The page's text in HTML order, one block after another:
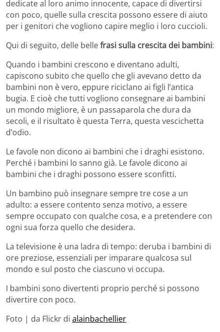
dedicate al loro animo innocente, capace di divertirsi
con poco, quelle sulla crescita possono essere di aiuto
per i genitori che vogliono capire meglio i loro cuccioli.
Qui di seguito, delle bellefrasi sulla crescita dei bambini:
Quando i bambini crescono e diventano adulti,
capiscono subito che quello che gli avevano detto da
bambini non è vero, eppure riciclano ai figli l’antica
bugia. E cioè che tutti vogliono consegnare ai bambini
un mondo migliore, è un passaparola che dura da
secoli, e il risultato è questa Terra, questa vescichetta
d’odio.
Le favole non dicono ai bambini che i draghi esistono.
Perché i bambini lo sanno già. Le favole dicono ai
bambini che i draghi possono essere sconfitti.
Un bambino può insegnare sempre tre cose a un
adulto: a essere contento senza motivo, a essere
sempre occupato con qualche cosa, e a pretendere con
ogni sua forza quello che desidera.
La televisione è una ladra di tempo: deruba i bambini di
ore preziose, essenziali per imparare qualcosa sul
mondo e sul posto che ciascuno vi occupa.
I bambini sono divertenti proprio perché si possono
divertire con poco.
Foto | da Flickr di alainbachellier